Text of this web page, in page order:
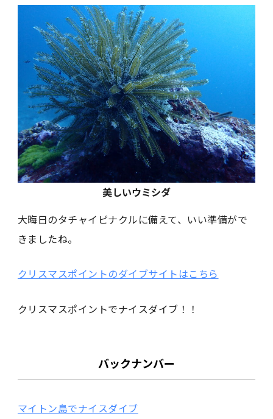
美しいウミシダ
大晦日のタチャイピナクルに備えて、いい準備がで
きましたね。
クリスマスポイントのダイブサイトはこちら
クリスマスポイントでナイスダイブ！！
バックナンバー
マイトン島でナイスダイブ